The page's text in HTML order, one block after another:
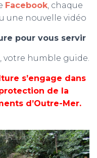
Facebook, chaque
une nouvelle vidéo
pour vous servir
votre humble guide.
s’engage dans
de la
d’Outre-Mer.